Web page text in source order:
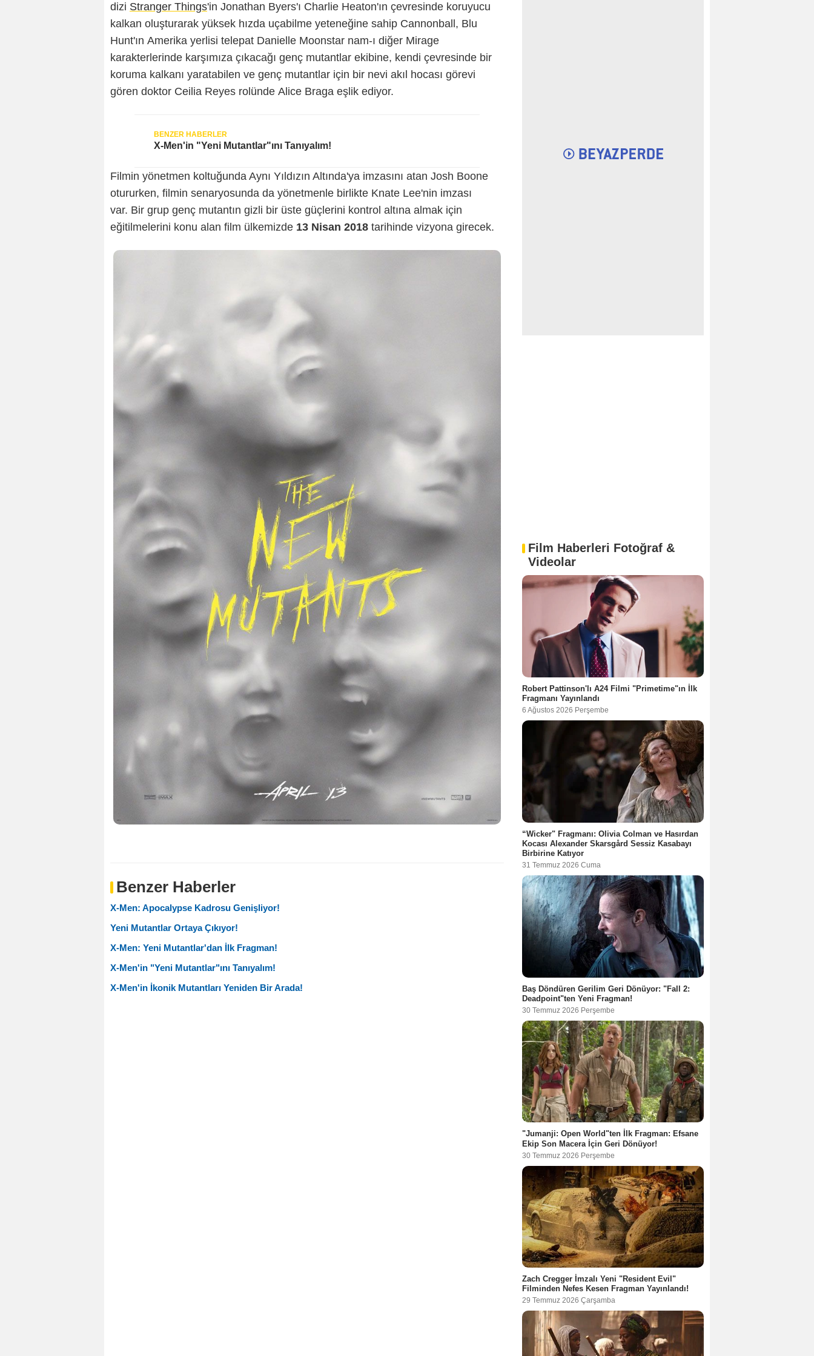
dizi Stranger Things'in Jonathan Byers'ı Charlie Heaton'ın çevresinde koruyucu
kalkan oluşturarak yüksek hızda uçabilme yeteneğine sahip Cannonball, Blu
Hunt'ın Amerika yerlisi telepat Danielle Moonstar nam-ı diğer Mirage
karakterlerinde karşımıza çıkacağı genç mutantlar ekibine, kendi çevresinde bir
koruma kalkanı yaratabilen ve genç mutantlar için bir nevi akıl hocası görevi
gören doktor Ceilia Reyes rolünde Alice Braga eşlik ediyor.
X-Men'in "Yeni Mutantlar"ını Tanıyalım!
Filmin yönetmen koltuğunda Aynı Yıldızın Altında'ya imzasını atan Josh Boone
otururken, filmin senaryosunda da yönetmenle birlikte Knate Lee'nin imzası
var. Bir grup genç mutantın gizli bir üste güçlerini kontrol altına almak için
eğitilmelerini konu alan film ülkemizde 13 Nisan 2018 tarihinde vizyona girecek.
Benzer Haberler
X-Men: Apocalypse Kadrosu Genişliyor!
Yeni Mutantlar Ortaya Çıkıyor!
X-Men: Yeni Mutantlar'dan İlk Fragman!
X-Men'in "Yeni Mutantlar"ını Tanıyalım!
X-Men'in İkonik Mutantları Yeniden Bir Arada!
Film Haberleri Fotoğraf &
Videolar
Robert Pattinson'lı A24 Filmi "Primetime"ın İlk
Fragmanı Yayınlandı
6 Ağustos 2026 Perşembe
“Wicker" Fragmanı: Olivia Colman ve Hasırdan
Kocası Alexander Skarsgård Sessiz Kasabayı
Birbirine Katıyor
31 Temmuz 2026 Cuma
Baş Döndüren Gerilim Geri Dönüyor: "Fall 2:
Deadpoint"ten Yeni Fragman!
30 Temmuz 2026 Perşembe
"Jumanji: Open World"ten İlk Fragman: Efsane
Ekip Son Macera İçin Geri Dönüyor!
30 Temmuz 2026 Perşembe
Zach Cregger İmzalı Yeni "Resident Evil"
Filminden Nefes Kesen Fragman Yayınlandı!
29 Temmuz 2026 Çarşamba